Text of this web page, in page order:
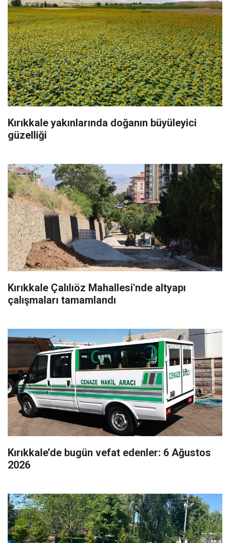
Kırıkkale yakınlarında doğanın büyüleyici
güzelliği
Kırıkkale Çalılıöz Mahallesi'nde altyapı
çalışmaları tamamlandı
Kırıkkale’de bugün vefat edenler: 6 Ağustos
2026